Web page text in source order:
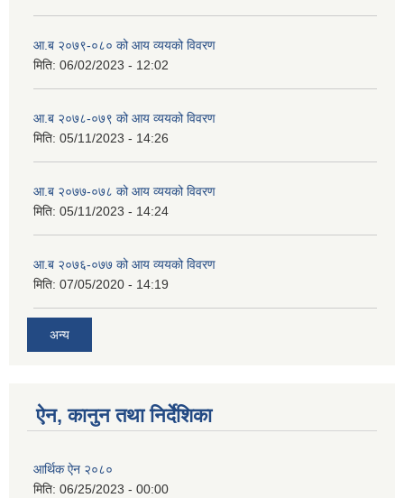
आ.ब २०७९-०८० को आय व्ययको विवरण
मिति: 06/02/2023 - 12:02
आ.ब २०७८-०७९ को आय व्ययको विवरण
मिति: 05/11/2023 - 14:26
आ.ब २०७७-०७८ को आय व्ययको विवरण
मिति: 05/11/2023 - 14:24
आ.ब २०७६-०७७ को आय व्ययको विवरण
मिति: 07/05/2020 - 14:19
अन्य
ऐन, कानुन तथा निर्देशिका
आर्थिक ऐन २०८०
मिति: 06/25/2023 - 00:00